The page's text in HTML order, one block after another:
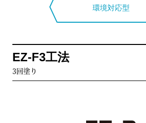
ライニング用
LS-1M工法
チョップマット1プライ+サーフェイスマッ
環境対応型
EZ-F3工法
3回塗り
エポキシ樹脂2回塗り【耐有機酸仕様】
（補強材無し）
EMSY C工法
特殊骨材入りエポキシ樹脂3回塗り
【耐有機酸仕様】